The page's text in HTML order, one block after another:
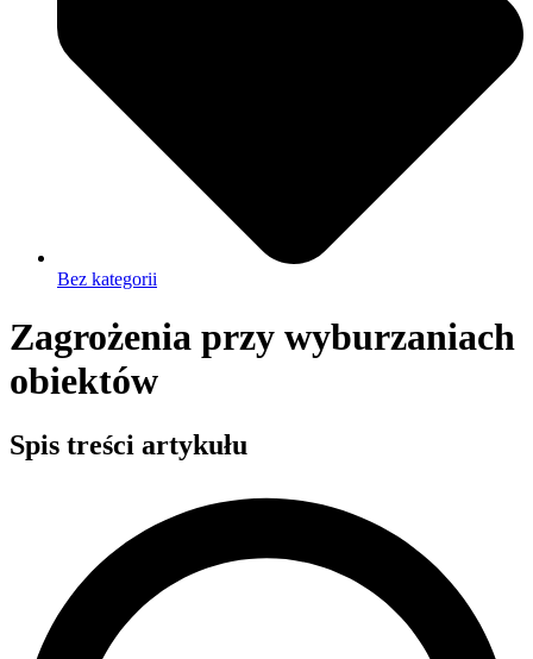
Bez kategorii
Zagrożenia przy wyburzaniach
obiektów
Spis treści artykułu